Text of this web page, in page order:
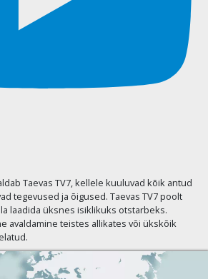
Taevas TV7, kellele kuuluvad kõik antud
tegevused ja õigused. Taevas TV7 poolt
laadida üksnes isiklikuks otstarbeks.
avaldamine teistes allikates või ükskõik